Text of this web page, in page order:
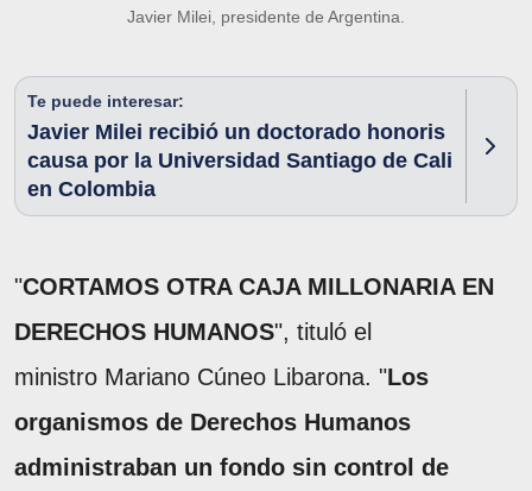
Javier Milei, presidente de Argentina.
Te puede interesar:
Javier Milei recibió un doctorado honoris
causa por la Universidad Santiago de Cali
en Colombia
"CORTAMOS OTRA CAJA MILLONARIA EN
DERECHOS HUMANOS", tituló el
ministro Mariano Cúneo Libarona. "Los
organismos de Derechos Humanos
administraban un fondo sin control de